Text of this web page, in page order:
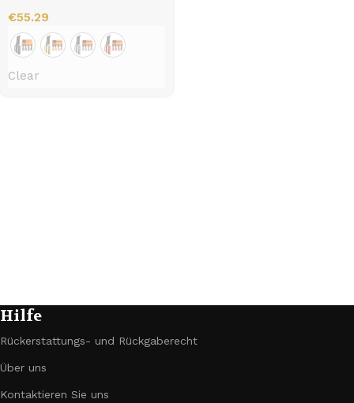
Ringmaß 38 bis 58)
€55.29
Clear
Hilfe
Rückerstattungs- und Rückgaberecht
Über uns
Kontaktieren Sie uns